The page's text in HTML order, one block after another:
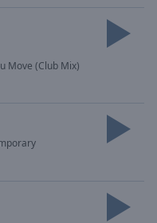
Move (Club Mix)